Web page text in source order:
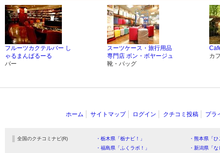
フルーツカクテルバー し
ゃるまんばるーる
バー
スーツケース・旅行用品
専門店 ボン・ボヤージュ
靴・バッグ
カ
ホーム サイトマップ ログイン クチコミ投稿 プラ
全国のクチコミナビ(R) ・栃木県「栃ナビ！」
・熊本県「
・福島県「ふくラボ！」
・新潟県「